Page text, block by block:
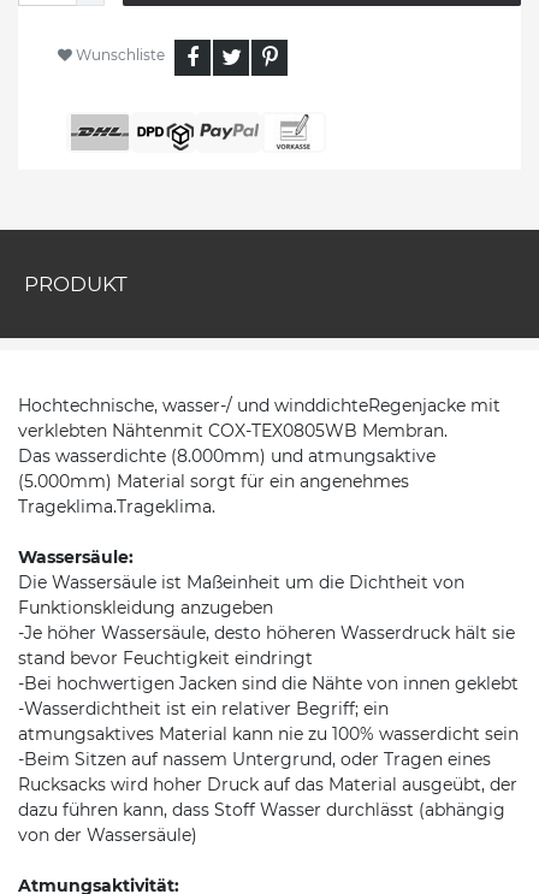
Wunschliste
PRODUKT
Hochtechnische, wasser-/ und winddichteRegenjacke mit
verklebten Nähtenmit COX-TEX0805WB Membran.
Das wasserdichte (8.000mm) und atmungsaktive
(5.000mm) Material sorgt für ein angenehmes
Trageklima.Trageklima.
Wassersäule:
Die Wassersäule ist Maßeinheit um die Dichtheit von
Funktionskleidung anzugeben
-Je höher Wassersäule, desto höheren Wasserdruck hält sie
stand bevor Feuchtigkeit eindringt
-Bei hochwertigen Jacken sind die Nähte von innen geklebt
-Wasserdichtheit ist ein relativer Begriff; ein
atmungsaktives Material kann nie zu 100% wasserdicht sein
-Beim Sitzen auf nassem Untergrund, oder Tragen eines
Rucksacks wird hoher Druck auf das Material ausgeübt, der
dazu führen kann, dass Stoff Wasser durchlässt (abhängig
von der Wassersäule)
Atmungsaktivität: